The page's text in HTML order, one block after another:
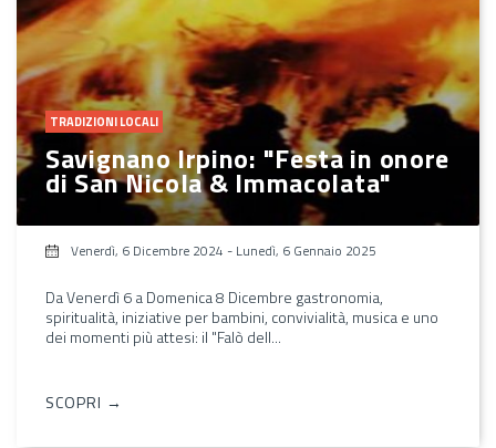
TRADIZIONI LOCALI
Savignano Irpino: "Festa in onore
di San Nicola & Immacolata"
Venerdì, 6 Dicembre 2024 - Lunedì, 6 Gennaio 2025
Da Venerdì 6 a Domenica 8 Dicembre gastronomia,
spiritualità, iniziative per bambini, convivialità, musica e uno
dei momenti più attesi: il "Falò dell...
SCOPRI →